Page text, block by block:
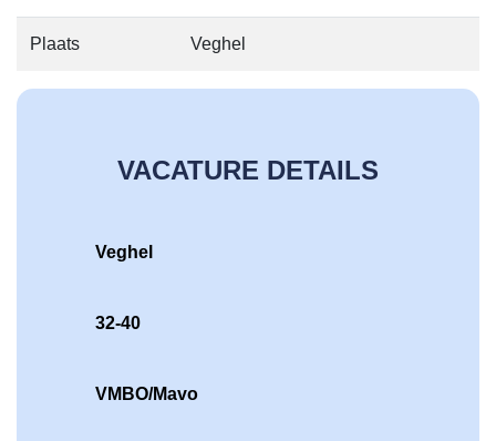
Plaats Veghel
VACATURE DETAILS
Veghel
32-40
VMBO/Mavo